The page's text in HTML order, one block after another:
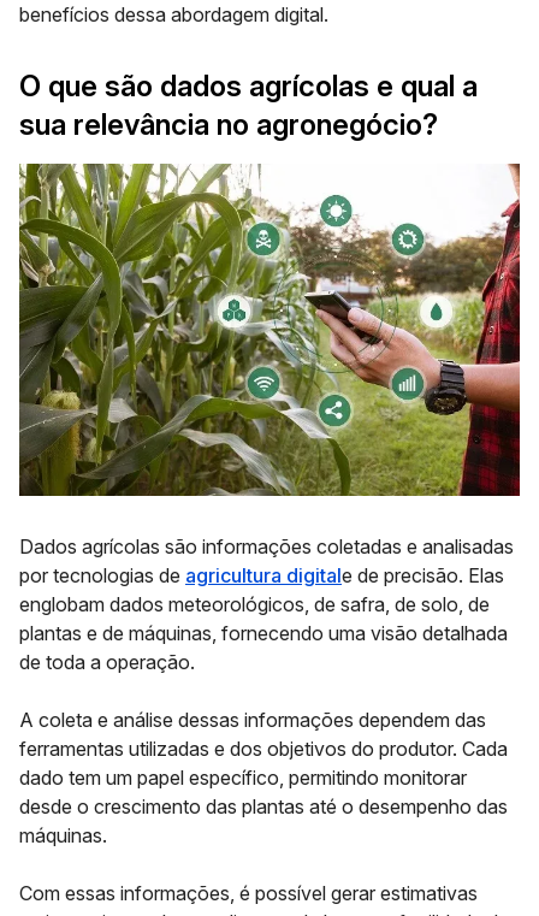
benefícios dessa abordagem digital.
O que são dados agrícolas e qual a
sua relevância no agronegócio?
Dados agrícolas são informações coletadas e analisadas
por tecnologias de agricultura digitale de precisão. Elas
englobam dados meteorológicos, de safra, de solo, de
plantas e de máquinas, fornecendo uma visão detalhada
de toda a operação.
A coleta e análise dessas informações dependem das
ferramentas utilizadas e dos objetivos do produtor. Cada
dado tem um papel específico, permitindo monitorar
desde o crescimento das plantas até o desempenho das
máquinas.
Com essas informações, é possível gerar estimativas